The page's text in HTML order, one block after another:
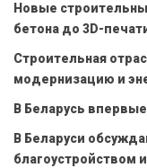
Новые
бетона до 3D-
Строительная
модернизацию и
В Беларусь
В Беларуси
благоустройством